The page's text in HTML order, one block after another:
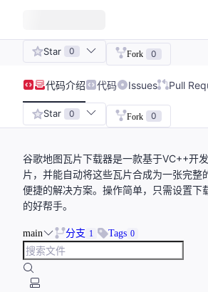
Star 0 Fork 0
代码介绍 代码 Issues Pull
Star 0 Fork 0
谷歌地图瓦片下载器是一款基于VC++开
片，并能自动将这些瓦片合成为一张完
便捷的解决方案。操作简单，只需设置
的好帮手。
main 分支 1 Tags 0